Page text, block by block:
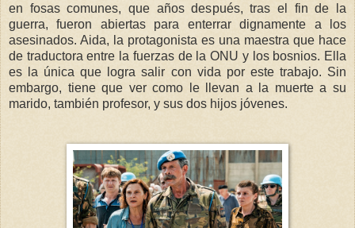
en fosas comunes, que años después, tras el fin de la
guerra, fueron abiertas para enterrar dignamente a los
asesinados. Aida, la protagonista es una maestra que hace
de traductora entre la fuerzas de la ONU y los bosnios. Ella
es la única que logra salir con vida por este trabajo. Sin
embargo, tiene que ver como le llevan a la muerte a su
marido, también profesor, y sus dos hijos jóvenes.